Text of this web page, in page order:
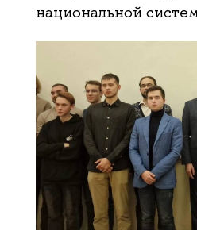
национальной